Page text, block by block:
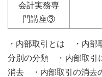
会計実務専
門講座③
・内部取引とは ・内
分別の分類 ・内部取引
消去 ・内部取引の消去